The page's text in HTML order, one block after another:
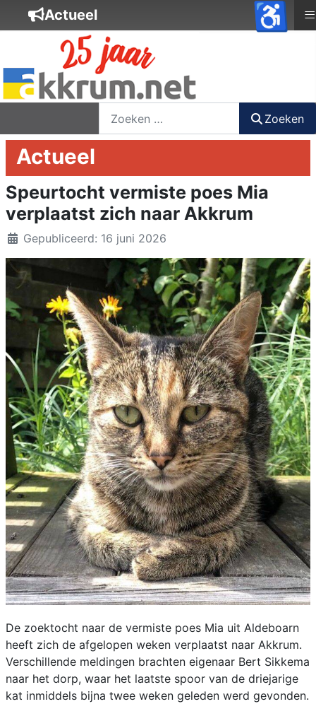
Zoeken
Actueel
Speurtocht vermiste poes Mia
verplaatst zich naar Akkrum
DetailsGepubliceerd: 16 juni 2026
De zoektocht naar de vermiste poes Mia uit Aldeboarn
heeft zich de afgelopen weken verplaatst naar Akkrum.
Verschillende meldingen brachten eigenaar Bert Sikkema
naar het dorp, waar het laatste spoor van de driejarige
kat inmiddels bijna twee weken geleden werd gevonden.
Actueel ≡
♿